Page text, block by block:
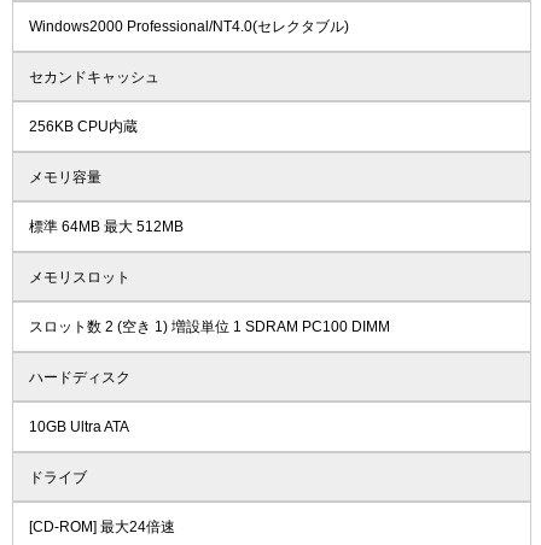
Windows2000 Professional/NT4.0(セレクタブル)
セカンドキャッシュ
256KB CPU内蔵
メモリ容量
標準 64MB 最大 512MB
メモリスロット
スロット数 2 (空き 1) 増設単位 1 SDRAM PC100 DIMM
ハードディスク
10GB Ultra ATA
ドライブ
[CD-ROM] 最大24倍速